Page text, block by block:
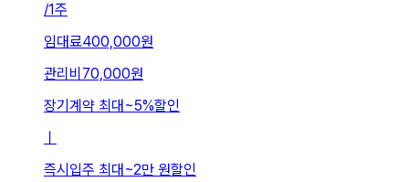
/1주
임대료400,000원
관리비 70,000원
장기계약 최대 ~5%할인
즉시입주 최대 ~2만 원할인